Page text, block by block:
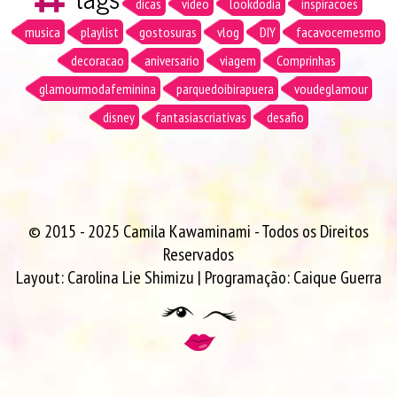
dicas vídeo lookdodia
inspiracoes
musica
playlist gostosuras vlog DIY
facavocemesmo
decoracao
aniversario viagem
Comprinhas
glamourmodafeminina
parquedoibirapuera
voudeglamour
disney
fantasiascriativas desafio
© 2015 - 2025 Camila Kawaminami - Todos os Direitos
Reservados
Layout:Carolina Lie Shimizu | Programação:Caique Guerra